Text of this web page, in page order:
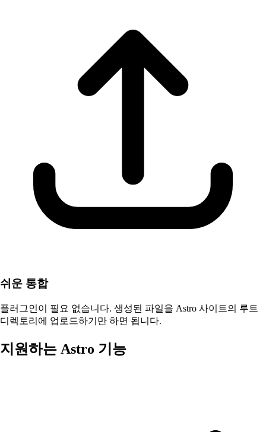
쉬운 통합
플러그인이 필요 없습니다. 생성된 파일을 Astro 사이트의 루트
디렉토리에 업로드하기만 하면 됩니다.
지원하는 Astro 기능